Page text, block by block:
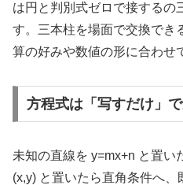
は円と判別式ゼロで接するの
す。三本柱を場面で交換でき
算の好みや数値の形に合わせ
方程式は「写すだけ」
未知の直線を y=mx+n と置い
(x,y) と置いたら直角条件へ、